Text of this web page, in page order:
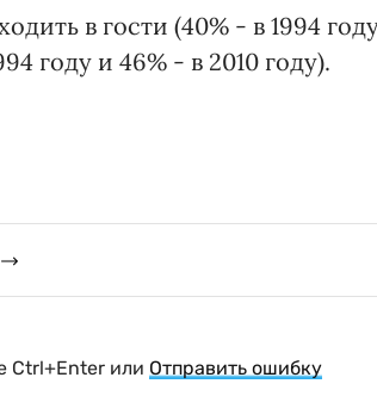
в гости (40% - в 1994
году и 46% - в 2010 году).
Ctrl+Enter или Отправить ошибку